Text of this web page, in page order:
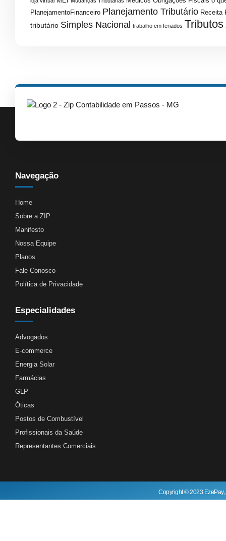
PlanejamentoFinanceiro Planejamento Tributário Receita
tributário Simples Nacional trabalho em feriados Tributos
Navegação
Home
Sobre a ZIP
Manifesto
Nossa Equipe
Planos
Fale Conosco
Política de Privacidade
Especialidades
Advogados
E-commerce
Energia Solar
Farmácias
GLP
Óticas
Postos de Combustível
Profissionais da Saúde
Representantes Comerciais
Copyright © 2023